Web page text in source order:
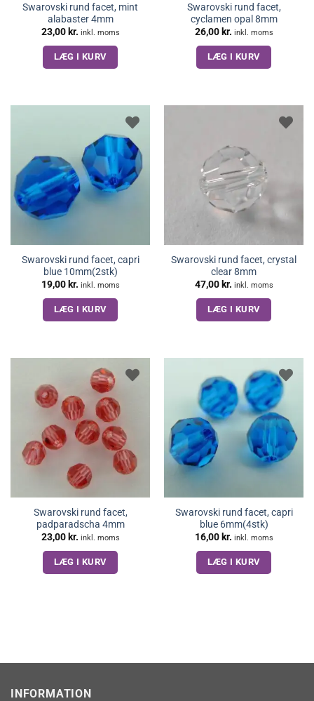
Swarovski rund facet, mint
alabaster 4mm
23,00 kr. inkl. moms
LÆG I KURV
Swarovski rund facet,
cyclamen opal 8mm
26,00 kr. inkl. moms
LÆG I KURV
Swarovski rund facet, capri
blue 10mm(2stk)
19,00 kr. inkl. moms
LÆG I KURV
Swarovski rund facet, crystal
clear 8mm
47,00 kr. inkl. moms
LÆG I KURV
Swarovski rund facet,
padparadscha 4mm
23,00 kr. inkl. moms
LÆG I KURV
Swarovski rund facet, capri
blue 6mm(4stk)
16,00 kr. inkl. moms
LÆG I KURV
INFORMATION